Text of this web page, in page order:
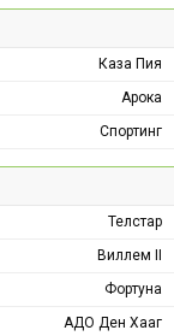
Каза Пия
Арока
Спортинг
Телстар
Виллем II
Фортуна
АДО Ден Хааг